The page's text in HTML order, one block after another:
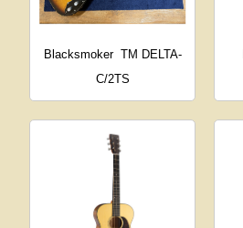
Blacksmoker TM DELTA-
C/2TS